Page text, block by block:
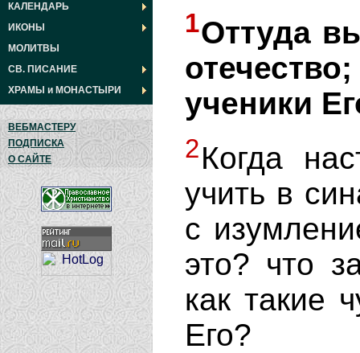
КАЛЕНДАРЬ
ИКОНЫ
МОЛИТВЫ
СВ. ПИСАНИЕ
ХРАМЫ и МОНАСТЫРИ
ВЕБМАСТЕРУ
ПОДПИСКА
О САЙТЕ
1Оттуда
ученики
2Когда
учить в
с
это? что
как такие
Его?